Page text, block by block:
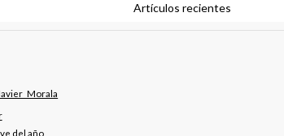
Artículos recientes
del año